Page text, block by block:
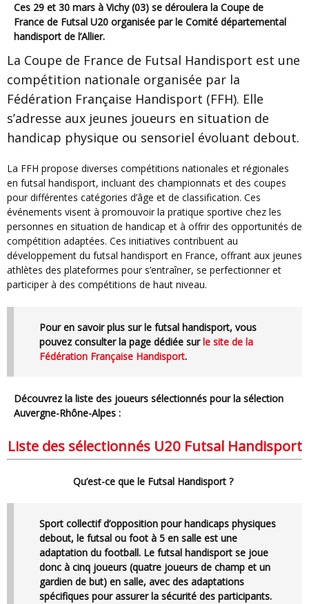
Ces 29 et 30 mars à Vichy (03) se déroulera la Coupe de
France de Futsal U20 organisée par le Comité départemental
handisport de l’Allier.
La Coupe de France de Futsal Handisport est une
compétition nationale organisée par la
Fédération Française Handisport (FFH). Elle
s’adresse aux jeunes joueurs en situation de
handicap physique ou sensoriel évoluant debout.
La FFH propose diverses compétitions nationales et régionales
en futsal handisport, incluant des championnats et des coupes
pour différentes catégories d’âge et de classification. Ces
événements visent à promouvoir la pratique sportive chez les
personnes en situation de handicap et à offrir des opportunités de
compétition adaptées. Ces initiatives contribuent au
développement du futsal handisport en France, offrant aux jeunes
athlètes des plateformes pour s’entraîner, se perfectionner et
participer à des compétitions de haut niveau.
Pour en savoir plus sur le futsal handisport, vous
pouvez consulter la page dédiée surle site de la
Fédération Française Handisport.
Découvrez la liste des joueurs sélectionnés pour la sélection
Auvergne-Rhône-Alpes :
Liste des sélectionnés U20 Futsal Handisport
Qu’est-ce que le Futsal Handisport ?
Sport collectif d’opposition pour handicaps physiques
debout, le futsal ou foot à 5 en salle est une
adaptation du football. Le futsal handisport se joue
donc à cinq joueurs (quatre joueurs de champ et un
gardien de but) en salle, avec des adaptations
spécifiques pour assurer la sécurité des participants.